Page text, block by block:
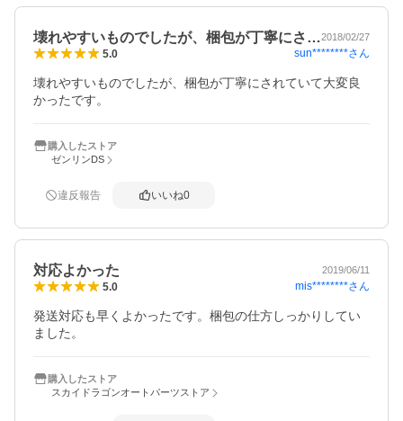
壊れやすいものでしたが、梱包が丁寧にさ…2018/02/27
5.0 sun********さん
壊れやすいものでしたが、梱包が丁寧にされていて大変良
かったです。
購入したストア
ゼンリンDS
違反報告 いいね0
対応よかった 2019/06/11
5.0 mis********さん
発送対応も早くよかったです。梱包の仕方しっかりしてい
ました。
購入したストア
スカイドラゴンオートパーツストア